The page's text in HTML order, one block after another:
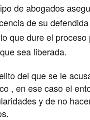
de abogados
de su
que dure el
sea liberada.
del que se le
, en ese caso el
y de no